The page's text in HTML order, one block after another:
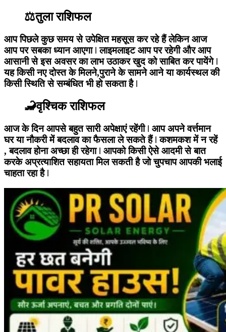
⚖️तुला राशिफल
आप पिछले कुछ समय से उपेक्षित महसूस कर रहे हैं लेकिन आज
आप पर सबका ध्यान आएगा ǀ लाइमलाइट आप पर रहेगी और आप
आसानी से इस अवसर का लाभ उठाकर खुद को साबित कर पायेंगे ǀ
यह किसी नए दोस्त के मिलने,पुराने के सामने आने या कार्यस्थल की
किसी स्थिति से सम्बंधित भी हो सकता है ǀ
🦂वृश्चिक राशिफल
आज के दिन आपसे बहुत सारी अपेक्षाएं रहेंगी ǀ आप अपने वर्त्तमान
घर या नौकरी में बदलाव का फैसला ले सकते हैं ǀ कशमकश में न रहें
, बदलाव होना अच्छा ही रहेगा ǀ आपको किसी ऐसे आदमी से बात
करके अप्रत्याशित सहायता मिल सकती है जो चुपचाप आपकी भलाई
चाहता रहा है ǀ